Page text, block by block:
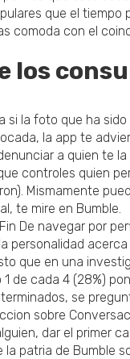
que el
comoda con el
los
si la foto que ha
la app te
a quien te la
controles quien
Mismamente
te mire en Bumble.
De navegar por
personalidad
que en una
de cada 4 (28%)
se
sobre
dar el primer
patria de Bumble